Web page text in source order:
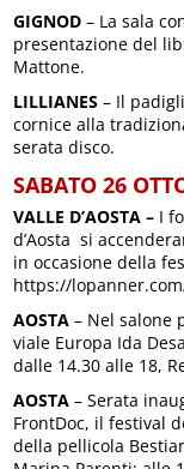
GIGNOD – La sala
presentazione del
Mattone.
LILLIANES – Il
cornice alla
serata disco.
SABATO 26
VALLE D’AOSTA – I
d’Aosta si
in occasione della
https://
AOSTA – Nel salone
viale Europa Ida
dalle 14.30 alle 18,
AOSTA – Serata
FrontDoc, il festival
della pellicola